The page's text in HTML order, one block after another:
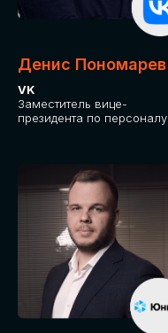
Денис Пономарев
VK
Заместитель вице-
президента по персоналу